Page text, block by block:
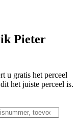
Pieter
u gratis het perceel
het juiste perceel is.